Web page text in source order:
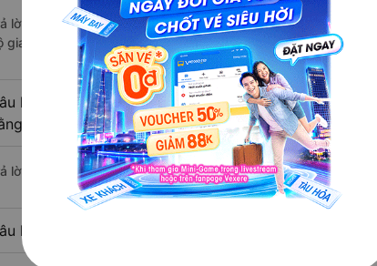
lời: Thời gian di chuyển bằng xe khách từ Bến xe Miền Tây
giao thông thuận lợi.
hỏi: Khoảng cách từ Bến xe Miền Tây đi Bà Rịa-
xe khách?
lời: Đoạn đường đi Bà Rịa-Vũng Tàu từ Bến xe Miền Tây có
hỏi: Mỗi ngày có bao nhiêu chuyến xe khách Bến